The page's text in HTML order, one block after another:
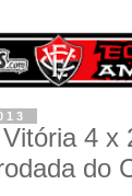
4 x
do